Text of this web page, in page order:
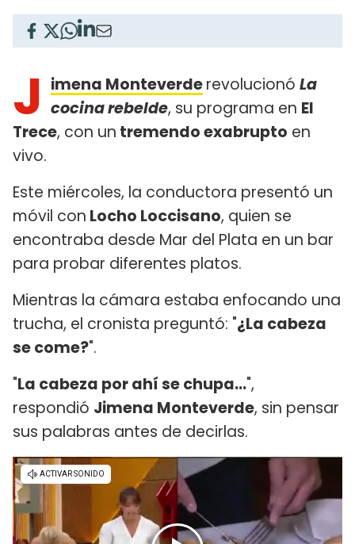
J imena Monteverderevolucionó La
cocina rebelde, su programa en El
Trece, con un tremendo exabrupto en
vivo.
Este miércoles, la conductora presentó un
móvil con Locho Loccisano, quien se
encontraba desde Mar del Plata en un bar
para probar diferentes platos.
Mientras la cámara estaba enfocando una
trucha, el cronista preguntó: "¿La cabeza
se come?".
"La cabeza por ahí se chupa...",
respondió Jimena Monteverde, sin pensar
sus palabras antes de decirlas.